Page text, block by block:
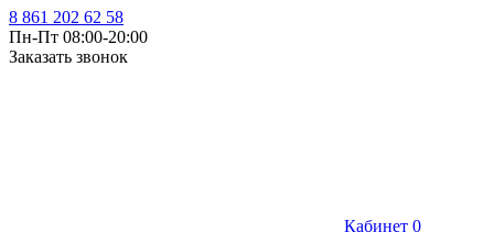
8 861 202 62 58
Пн-Пт 08:00-20:00
Заказать звонок
Кабинет 0